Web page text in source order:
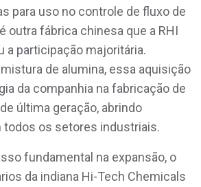
para uso no controle de fluxo de
outra fábrica chinesa que a RHI
a participação majoritária.
de alumina, essa aquisição
da companhia na fabricação de
última geração, abrindo
todos os setores industriais.
fundamental na expansão, o
da indiana Hi-Tech Chemicals